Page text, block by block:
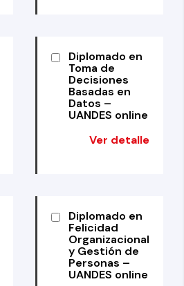
Diplomado en
Toma de
Decisiones
Basadas en
Datos –
UANDES online
Ver detalle
Diplomado en
Felicidad
Organizacional
y Gestión de
Personas –
UANDES online